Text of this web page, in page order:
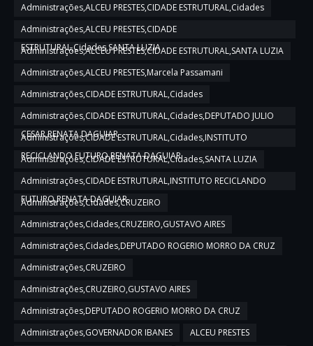
Administrações,ALCEU PRESTES,CIDADE ESTRUTURAL,Cidades
Administrações,ALCEU PRESTES,CIDADE
ESTRUTURAL,Cidades,SANTA LUZIA
Administrações,ALCEU PRESTES,CIDADE ESTRUTURAL,SANTA LUZIA
Administrações,ALCEU PRESTES,Marcela Passamani
Administrações,CIDADE ESTRUTURAL,Cidades
Administrações,CIDADE ESTRUTURAL,Cidades,DEPUTADO JULIO
CESAR,RENATA DAGUIAR
Administrações,CIDADE ESTRUTURAL,Cidades,INSTITUTO
RECICLANDO FUTURO,RENATA DAGUIAR
Administrações,CIDADE ESTRUTURAL,Cidades,SANTA LUZIA
Administrações,CIDADE ESTRUTURAL,INSTITUTO RECICLANDO
FUTURO,RENATA DAGUIAR
Administrações,Cidades,CRUZEIRO
Administrações,Cidades,CRUZEIRO,GUSTAVO AIRES
Administrações,Cidades,DEPUTADO ROGERIO MORRO DA CRUZ
Administrações,CRUZEIRO
Administrações,CRUZEIRO,GUSTAVO AIRES
Administrações,DEPUTADO ROGERIO MORRO DA CRUZ
Administrações,GOVERNADOR IBANES
ALCEU PRESTES